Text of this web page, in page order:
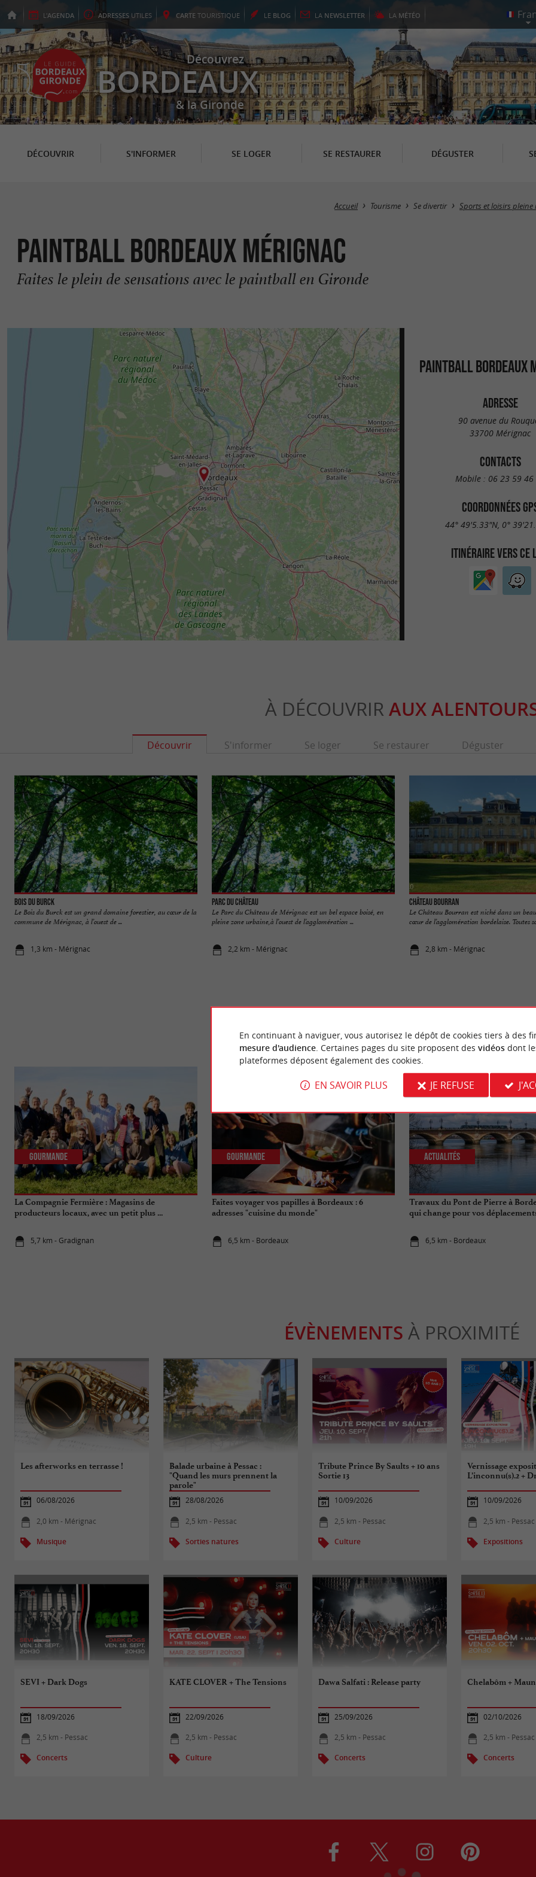
L'AGENDA ADRESSES UTILES CARTE TOURISTIQUE LE BLOG LA NEWSLETTER LA MÉTÉO
Découvrez
BORDEAUX
& la Gironde
DÉCOUVRIR S'INFORMER SE LOGER SE RESTAURER DÉGUSTER
Accueil Tourisme Se divertir Sports et loisirs pleine
Paintball Bordeaux Mérignac
Faites le plein de sensations avec le paintball en Gironde
PAINTBALL BORDEAUX
ADRESSE
90 avenue du
33700 Mérignac
CONTACTS
Mobile : 06 23 59 46
COORDONNÉES
44° 49'5.33"N, 0°
ITINÉRAIRE VERS CE
À DÉCOUVRIR AUX
Découvrir S'informer Se loger Se restaurer Déguster
Bois du Burck
Le Bois du Burck est un grand domaine forestier, au cœur de la
commune de Mérignac, à l’ouest de ...
1,3 km - Mérignac
Parc du Château
Le Parc du Château de Mérignac est un bel espace boisé, en
pleine zone urbaine,à l’ouest de l’agglomération ...
2,2 km - Mérignac
Château Bourran
Le Château Bourran est niché dans un
cœur de l’agglomération bordelaise. Toutes
2,8 km - Mérignac
NOUS AVONS TESTÉPOUR
La Compagnie Fermière : Magasins de
producteurs locaux, avec un petit plus ...
5,7 km - Gradignan
Gourmande
Faites voyager vos papilles à Bordeaux : 6
adresses "cuisine du monde"
6,5 km - Bordeaux
Gourmande
Travaux du Pont de Pierre à
qui change pour vos
6,5 km - Bordeaux
Actualités
ÉVÈNEMENTS À PROXIMITÉ
Les afterworks en terrasse !
06/08/2026
2,0 km - Mérignac
Musique
Balade urbaine à Pessac :
"Quand les murs prennent la
parole"
28/08/2026
2,5 km - Pessac
Sorties natures
Tribute Prince By Saults + 10 ans
Sortie 13
10/09/2026
2,5 km - Pessac
Culture
Vernissage
L’inconnu(s).2 +
10/09/2026
2,5 km - Pessac
Expositions
SEVI + Dark Dogs
18/09/2026
2,5 km - Pessac
Concerts
KATE CLOVER + The Tensions
22/09/2026
2,5 km - Pessac
Culture
Dawa Salfati : Release party
25/09/2026
2,5 km - Pessac
Concerts
Chelabôm +
02/10/2026
2,5 km - Pessac
Concerts
En continuant à naviguer, vous autorisez le dépôt de cookies tiers à des
mesure d'audience. Certaines pages du site proposent des vidéosdont
plateformes déposent également des cookies.
EN SAVOIR PLUS JE REFUSE